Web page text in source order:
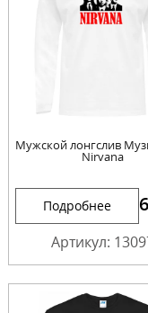
Мужской лонгслив
Nirvana
Подробнее
Артикул: